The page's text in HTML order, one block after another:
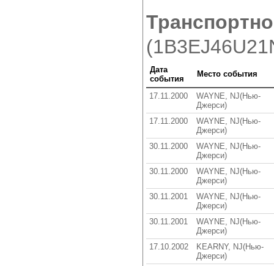
Дата
события
Место события
17.11.2000
WAYNE, NJ(Нью-
Джерси)
17.11.2000
WAYNE, NJ(Нью-
Джерси)
30.11.2000
WAYNE, NJ(Нью-
Джерси)
30.11.2000
WAYNE, NJ(Нью-
Джерси)
30.11.2001
WAYNE, NJ(Нью-
Джерси)
30.11.2001
WAYNE, NJ(Нью-
Джерси)
17.10.2002
KEARNY, NJ(Нью-
Джерси)